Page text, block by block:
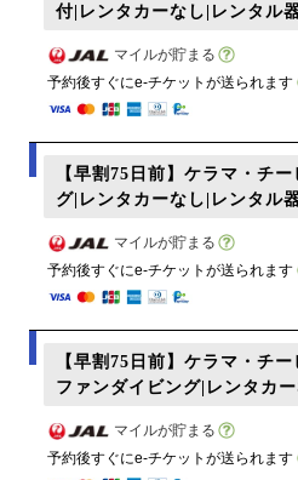
付|レンタカーなし|レンタル
マイルが貯まる
予約後すぐにe-チケットが送られます
【早割75日前】ケラマ・チ
グ|レンタカーなし|レンタル
マイルが貯まる
予約後すぐにe-チケットが送られます
【早割75日前】ケラマ・チ
ファンダイビング|レンタカ
マイルが貯まる
予約後すぐにe-チケットが送られます